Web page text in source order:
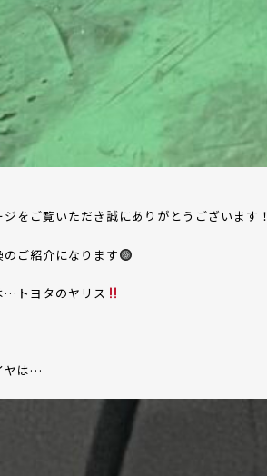
をご覧いただき誠にありがとうございます！
ご紹介になります
…トヨタのヤリス
ヤは…